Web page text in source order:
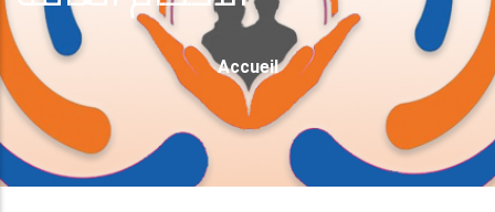
Fil
D'Ariane
Accueil